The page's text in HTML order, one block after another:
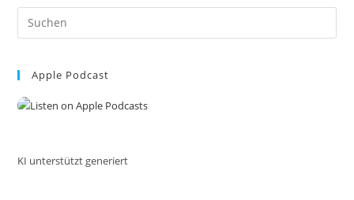
Auszeiten
Große
Die
Deiner
Markus
Apple Podcast
KI unterstützt generiert